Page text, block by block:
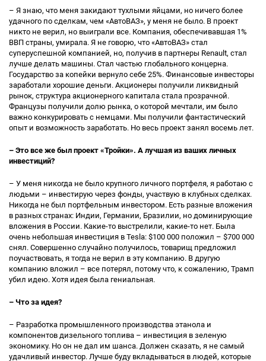
– Я знаю, что меня закидают тухлыми яйцами, но ничего более
удачного по сделкам, чем «АвтоВАЗ», у меня не было. В проект
никто не верил, но выиграли все. Компания, обеспечивавшая 1%
ВВП страны, умирала. Я не говорю, что «АвтоВАЗ» стал
суперуспешной компанией, но, получив в партнеры Renault, стал
лучше делать машины. Стал частью глобального концерна.
Государство за копейки вернуло себе 25%. Финансовые инвесторы
заработали хорошие деньги. Акционеры получили ликвидный
рынок, структура акционерного капитала стала прозрачной.
Французы получили долю рынка, о которой мечтали, им было
важно конкурировать с немцами. Мы получили фантастический
опыт и возможность заработать. Но весь проект занял восемь лет.
– Это все же был проект «Тройки». А лучшая из ваших личных
инвестиций?
– У меня никогда не было крупного личного портфеля, я работаю с
людьми – инвестирую через фонды, участвую в клубных сделках.
Никогда не был портфельным инвестором. Есть разные вложения
в разных странах: Индии, Германии, Бразилии, но доминирующие
вложения в России. Какие-то выстрелили, какие-то нет. Была
очень небольшая инвестиция в Tesla: $100 000 положил – $700 000
снял. Совершенно случайно получилось, товарищ предложил
поучаствовать, я тогда не верил в эту компанию. В другую
компанию вложил – все потерял, потому что, к сожалению, Трамп
убил идею. Хотя идея была гениальная.
– Что за идея?
– Разработка промышленного производства этанола и
компонентов дизельного топлива – инвестиция в зеленую
экономику. Но он не дал им шанса. Должен сказать, я не самый
удачливый инвестор. Лучше буду вкладываться в людей, которые